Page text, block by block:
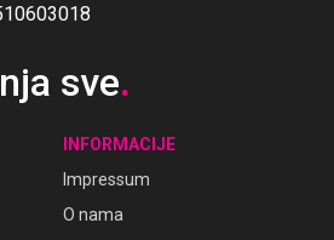
sve.
INFORMACIJE
Impressum
O nama